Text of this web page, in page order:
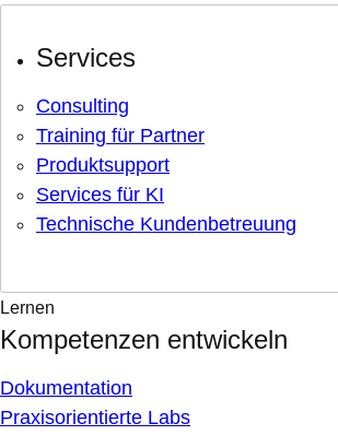
Services
Consulting
Training für Partner
Produktsupport
Services für KI
Technische Kundenbetreuung
Lernen
Kompetenzen entwickeln
Dokumentation
Praxisorientierte Labs